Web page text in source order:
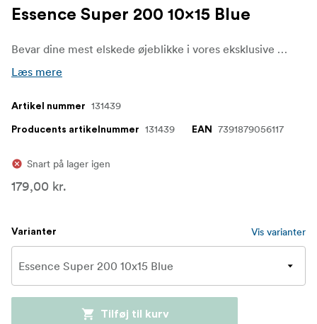
Essence Super 200 10x15 Blue
Bevar dine mest elskede øjeblikke i vores eksklusive serie af fotoalbum i lærred af høj kvalitet. Hvert album er designet med både elegance og holdbarhed for øje og er fremstillet af førsteklasses lærredsstof, der giver en raffineret taktil fornemmelse og et klassisk, tidløst look. Inde i dette album finder du lommer til 200 fotos i størrelser op til 10 × 15 cm og tilbyder en praktisk løsning til at organisere dine minder med omtanke.
Læs mere
Artikel nummer 131439
Producents artikelnummer 131439 EAN 7391879056117
Snart på lager igen
179,00 kr.
Varianter Vis varianter
Tilføj til kurv